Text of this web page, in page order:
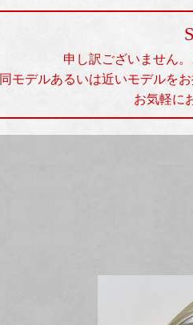
申し訳ございません
同モデルあるいは近いモデルを
お気軽に